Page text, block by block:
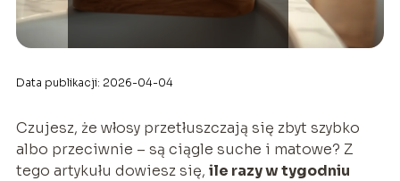
Data publikacji: 2026-04-04
Czujesz, że włosy przetłuszczają się zbyt szybko
albo przeciwnie – są ciągle suche i matowe? Z
tego artykułu dowiesz się, ile razy w tygodniu